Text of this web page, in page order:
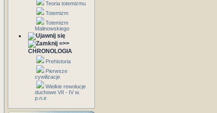
Teoria totemizmu
Totemizm
Totemizm
Malinowskiego
=>>
CHRONOLOGIA
Prehistoria
Pierwsze
cywilizacje
Wielkie rewolucje
duchowe VII - IV w.
p.n.e